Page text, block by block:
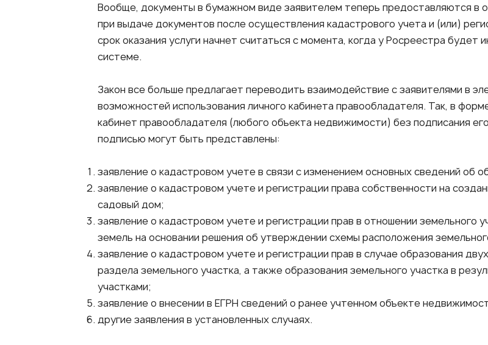
Вообще, документы в бумажном виде заявителем теперь предоставляются в
при выдаче документов после осуществления кадастрового учета и (или)
срок оказания услуги начнет считаться с момента, когда у Росреестра
системе.
Закон все больше предлагает переводить взаимодействие с заявителями в
возможностей использования личного кабинета правообладателя. Так, в
кабинет правообладателя (любого объекта недвижимости) без подписания
подписью могут быть представлены:
заявление о кадастровом учете в связи с изменением основных сведений об
заявление о кадастровом учете и регистрации права собственности на
садовый дом;
заявление о кадастровом учете и регистрации прав в отношении земельного
земель на основании решения об утверждении схемы расположения
заявление о кадастровом учете и регистрации прав в случае образования
раздела земельного участка, а также образования земельного участка в
участками;
заявление о внесении в ЕГРН сведений о ранее учтенном объекте
другие заявления в установленных случаях.